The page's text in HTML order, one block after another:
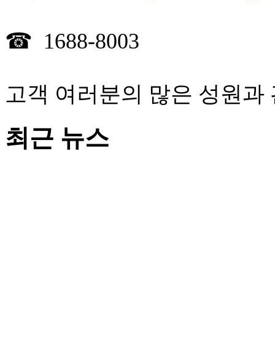
☎ 1688-8003
고객 여러분의 많은 성원과
최근 뉴스